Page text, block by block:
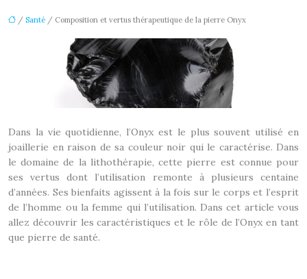
/ Santé / Composition et vertus thérapeutique de la pierre Onyx
Dans la vie quotidienne, l’Onyx est le plus souvent utilisé en
joaillerie en raison de sa couleur noir qui le caractérise. Dans
le domaine de la lithothérapie, cette pierre est connue pour
ses vertus dont l’utilisation remonte à plusieurs centaine
d’années. Ses bienfaits agissent à la fois sur le corps et l’esprit
de l’homme ou la femme qui l’utilisation. Dans cet article vous
allez découvrir les caractéristiques et le rôle de l’Onyx en tant
que pierre de santé.